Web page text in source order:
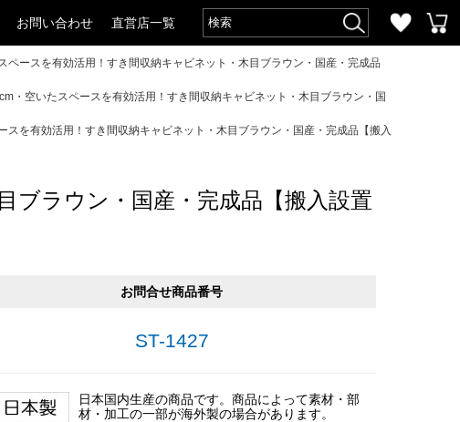
お問い合わせ 直営店一覧
ペースを有効活用！すき間収納キャビネット・木目ブラウン・国産・完成品
・空いたスペースを有効活用！すき間収納キャビネット・木目ブラウン・国
スを有効活用！すき間収納キャビネット・木目ブラウン・国産・完成品【搬入
ブラウン・国産・完成品【搬入設置
お問合せ商品番号
ST-1427
日本国内生産の商品です。商品によって素材・部
材・加工の一部が海外製の場合があります。